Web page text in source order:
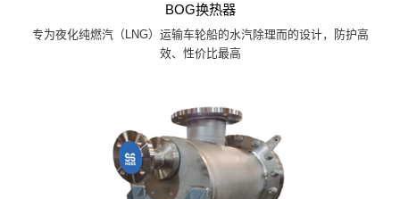
BOG换热器
专为夜化纯燃汽（LNG）运输车轮船的水汽除理而的设计，防护高
效、性价比最高